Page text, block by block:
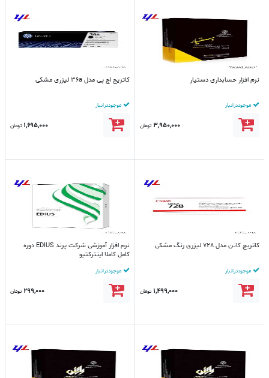
نرم افزار حسابداری دستیار
موجود در انبار
3,950,000 تومان
کاتریج اچ پی مدل 36a لیزری مشکی
موجود در انبار
1,695,000 تومان
کاتریج کانن مدل 728 لیزری رنگ مشکی
موجود در انبار
1,499,000 تومان
نرم افزار آموزشی شرکت پرند EDIUS دوره
کامل کاملا اینترکتیو
موجود در انبار
299,000 تومان